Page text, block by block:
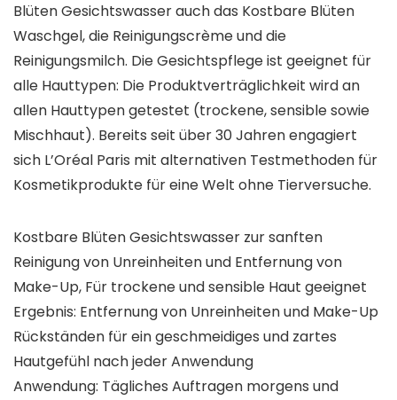
Blüten Gesichtswasser auch das Kostbare Blüten
Waschgel, die Reinigungscrème und die
Reinigungsmilch. Die Gesichtspflege ist geeignet für
alle Hauttypen: Die Produktverträglichkeit wird an
allen Hauttypen getestet (trockene, sensible sowie
Mischhaut). Bereits seit über 30 Jahren engagiert
sich L’Oréal Paris mit alternativen Testmethoden für
Kosmetikprodukte für eine Welt ohne Tierversuche.
Kostbare Blüten Gesichtswasser zur sanften
Reinigung von Unreinheiten und Entfernung von
Make-Up, Für trockene und sensible Haut geeignet
Ergebnis: Entfernung von Unreinheiten und Make-Up
Rückständen für ein geschmeidiges und zartes
Hautgefühl nach jeder Anwendung
Anwendung: Tägliches Auftragen morgens und